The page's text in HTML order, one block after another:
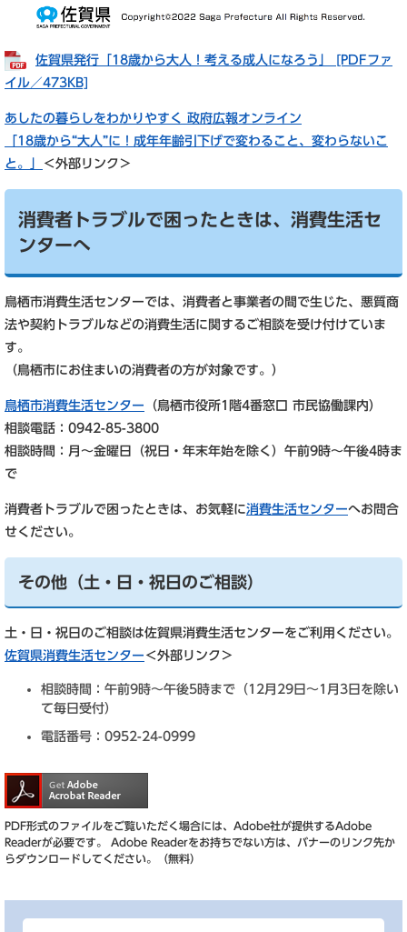
佐賀県発行「18歳から大人！考える成人になろう」 [PDFファ
イル／473KB]
あしたの暮らしをわかりやすく 政府広報オンライン
「18歳から“大人”に！成年年齢引下げで変わること、変わらないこ
と。」
＜外部リンク＞
消費者トラブルで困ったときは、消費生活セ
ンターへ
鳥栖市消費生活センターでは、消費者と事業者の間で生じた、悪質商
法や契約トラブルなどの消費生活に関するご相談を受け付けていま
す。
（鳥栖市にお住まいの消費者の方が対象です。）
鳥栖市消費生活センター （鳥栖市役所1階4番窓口 市民協働課内）
相談電話：0942-85-3800
相談時間：月～金曜日（祝日・年末年始を除く）午前9時～午後4時ま
で
消費者トラブルで困ったときは、お気軽に消費生活センターへお問合
せください。
その他（土・日・祝日のご相談）
土・日・祝日のご相談は佐賀県消費生活センターをご利用ください。
佐賀県消費生活センター ＜外部リンク＞
相談時間：午前9時～午後5時まで（12月29日～1月3日を除い
て毎日受付）
電話番号：0952-24-0999
PDF形式のファイルをご覧いただく場合には、Adobe社が提供するAdobe
Readerが必要です。
Adobe Readerをお持ちでない方は、バナーのリンク先か
らダウンロードしてください。（無料）